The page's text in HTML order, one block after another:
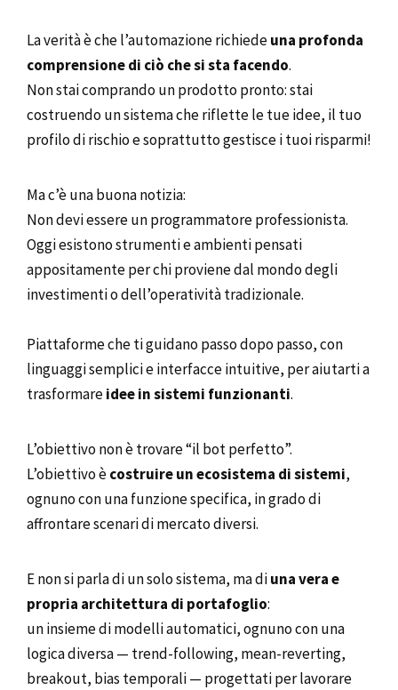
La verità è che l’automazione richiedeuna profonda
comprensione di ciò che si sta facendo.
Non stai comprando un prodotto pronto: stai
costruendo un sistema che riflette le tue idee, il tuo
profilo di rischio e soprattutto gestisce i tuoi risparmi!
Ma c’è una buona notizia:
Non devi essere un programmatore professionista.
Oggi esistono strumenti e ambienti pensati
appositamente per chi proviene dal mondo degli
investimenti o dell’operatività tradizionale.
Piattaforme che ti guidano passo dopo passo, con
linguaggi semplici e interfacce intuitive, per aiutarti a
trasformareidee in sistemi funzionanti.
L’obiettivo non è trovare “il bot perfetto”.
L’obiettivo ècostruire un ecosistema di sistemi,
ognuno con una funzione specifica, in grado di
affrontare scenari di mercato diversi.
E non si parla di un solo sistema, ma diuna vera e
propria architettura di portafoglio:
un insieme di modelli automatici, ognuno con una
logica diversa — trend-following, mean-reverting,
breakout, bias temporali — progettati per lavorare